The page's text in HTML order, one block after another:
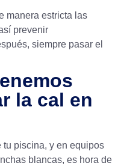
manera estricta las
prevenir
siempre pasar el
la cal en
tu piscina, y en equipos
blancas, es hora de